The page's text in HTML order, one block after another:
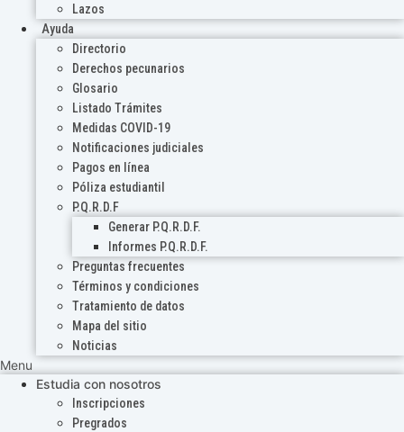
Lazos
Ayuda
Directorio
Derechos pecunarios
Glosario
Listado Trámites
Medidas COVID-19
Notificaciones judiciales
Pagos en línea
Póliza estudiantil
P.Q.R.D.F
Generar P.Q.R.D.F.
Informes P.Q.R.D.F.
Preguntas frecuentes
Términos y condiciones
Tratamiento de datos
Mapa del sitio
Noticias
Menu
Estudia con nosotros
Inscripciones
Pregrados